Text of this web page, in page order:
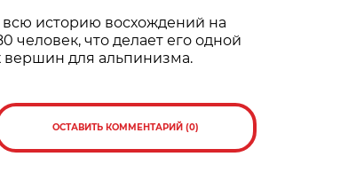
историю восхождений на
человек, что делает его одной
для альпинизма.
ОСТАВИТЬ КОММЕНТАРИЙ (0)